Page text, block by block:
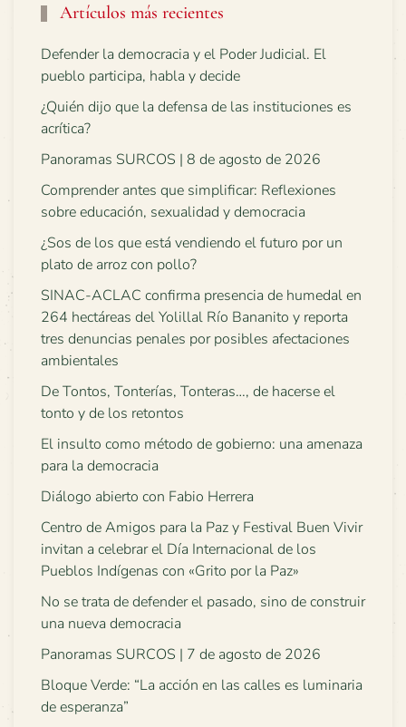
Artículos más recientes
Defender la democracia y el Poder Judicial. El
pueblo participa, habla y decide
¿Quién dijo que la defensa de las instituciones es
acrítica?
Panoramas SURCOS | 8 de agosto de 2026
Comprender antes que simplificar: Reflexiones
sobre educación, sexualidad y democracia
¿Sos de los que está vendiendo el futuro por un
plato de arroz con pollo?
SINAC-ACLAC confirma presencia de humedal en
264 hectáreas del Yolillal Río Bananito y reporta
tres denuncias penales por posibles afectaciones
ambientales
De Tontos, Tonterías, Tonteras…, de hacerse el
tonto y de los retontos
El insulto como método de gobierno: una amenaza
para la democracia
Diálogo abierto con Fabio Herrera
Centro de Amigos para la Paz y Festival Buen Vivir
invitan a celebrar el Día Internacional de los
Pueblos Indígenas con «Grito por la Paz»
No se trata de defender el pasado, sino de construir
una nueva democracia
Panoramas SURCOS | 7 de agosto de 2026
Bloque Verde: “La acción en las calles es luminaria
de esperanza”